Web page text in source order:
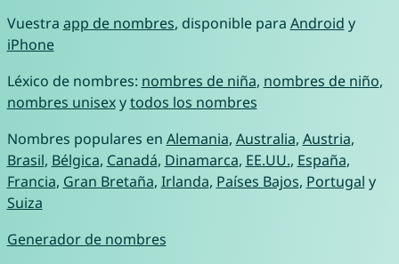
Vuestra app de nombres, disponible para Android y
iPhone
Léxico de nombres: nombres de niña, nombres de niño,
nombres unisexytodos los nombres
Nombres populares en Alemania, Australia, Austria,
Brasil, Bélgica, Canadá, Dinamarca, EE.UU., España,
Francia, Gran Bretaña, Irlanda, Países Bajos, Portugal y
Suiza
Generador de nombres